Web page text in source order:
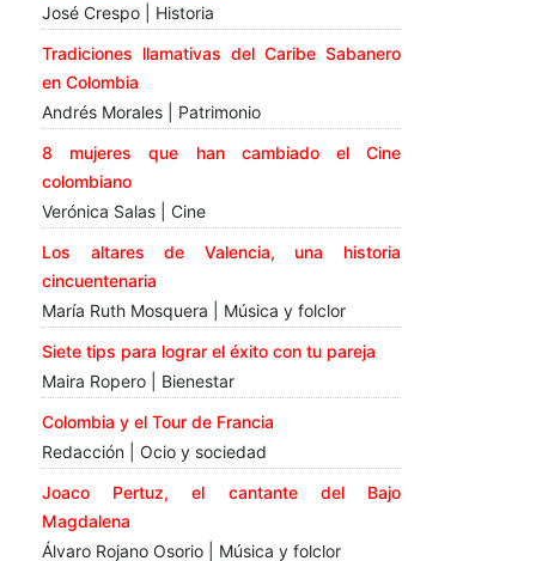
José Crespo | Historia
Tradiciones llamativas del Caribe Sabanero
en Colombia
Andrés Morales | Patrimonio
8 mujeres que han cambiado el Cine
colombiano
Verónica Salas | Cine
Los altares de Valencia, una historia
cincuentenaria
María Ruth Mosquera | Música y folclor
Siete tips para lograr el éxito con tu pareja
Maira Ropero | Bienestar
Colombia y el Tour de Francia
Redacción | Ocio y sociedad
Joaco Pertuz, el cantante del Bajo
Magdalena
Álvaro Rojano Osorio | Música y folclor